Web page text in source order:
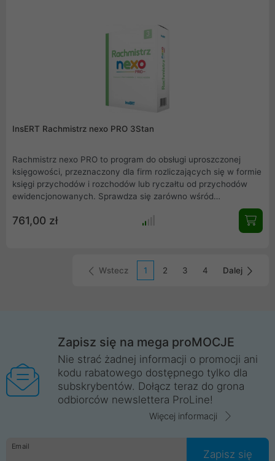
InsERT Rachmistrz nexo PRO 3Stan
Rachmistrz nexo PRO to program do obsługi uproszczonej
księgowości, przeznaczony dla firm rozliczających się w formie
księgi przychodów i rozchodów lub ryczałtu od przychodów
ewidencjonowanych. Sprawdza się zarówno wśród
działalność, jak i w biurach rachunkowych.
761,00 zł
Wstecz 1 2 3 4 Dalej
Zapisz się na mega proMOCJE
Nie strać żadnej informacji o promocji ani
kodu rabatowego dostępnego tylko dla
subskrybentów. Dołącz teraz do grona
odbiorców newslettera ProLine!
Więcej informacji
Email
Zapisz się